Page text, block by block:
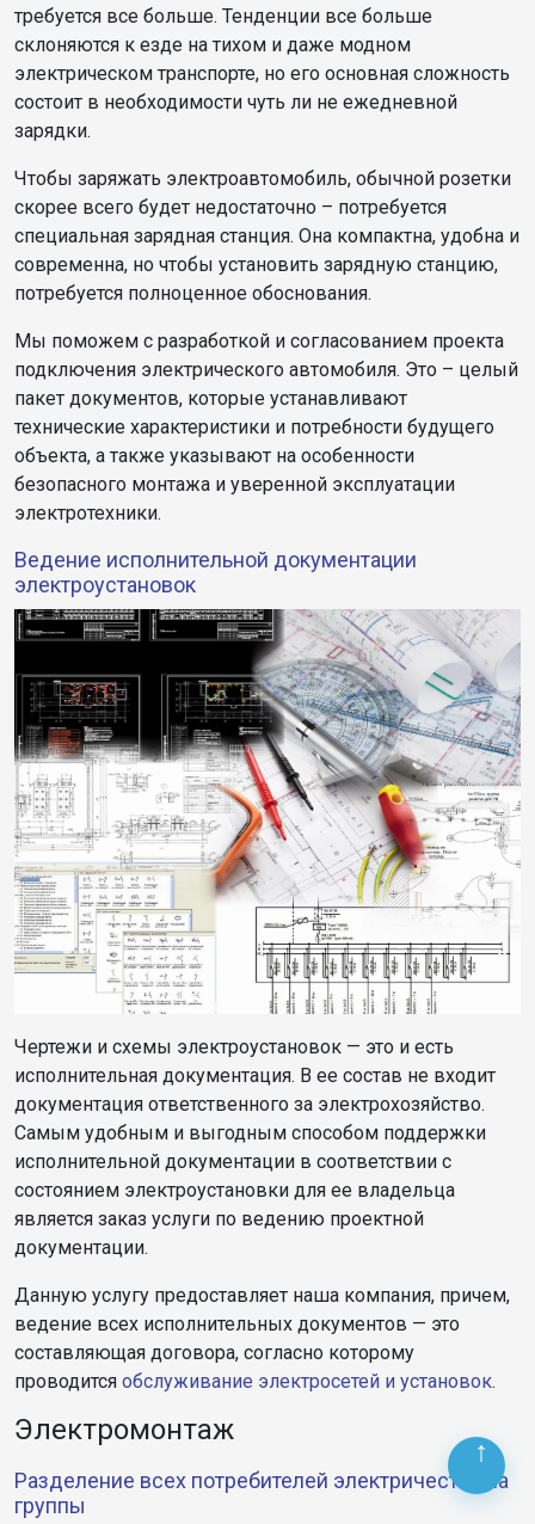
требуется все больше. Тенденции все больше
склоняются к езде на тихом и даже модном
электрическом транспорте, но его основная сложность
состоит в необходимости чуть ли не ежедневной
зарядки.
Чтобы заряжать электроавтомобиль, обычной розетки
скорее всего будет недостаточно – потребуется
специальная зарядная станция. Она компактна, удобна и
современна, но чтобы установить зарядную станцию,
потребуется полноценное обоснования.
Мы поможем с разработкой и согласованием проекта
подключения электрического автомобиля. Это – целый
пакет документов, которые устанавливают
технические характеристики и потребности будущего
объекта, а также указывают на особенности
безопасного монтажа и уверенной эксплуатации
электротехники.
Ведение исполнительной документации
электроустановок
Чертежи и схемы электроустановок — это и есть
исполнительная документация. В ее состав не входит
документация ответственного за электрохозяйство.
Самым удобным и выгодным способом поддержки
исполнительной документации в соответствии с
состоянием электроустановки для ее владельца
является заказ услуги по ведению проектной
документации.
Данную услугу предоставляет наша компания, причем,
ведение всех исполнительных документов — это
составляющая договора, согласно которому
проводится обслуживание электросетей и установок.
Электромонтаж
Разделение всех потребителей электричества на
группы